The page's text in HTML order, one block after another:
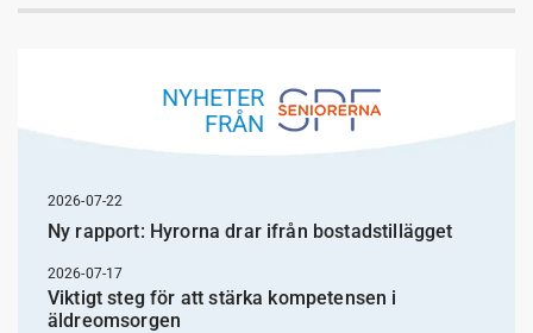
NYHETER
FRÅN
2026-07-22
Ny rapport: Hyrorna drar ifrån bostadstillägget
2026-07-17
Viktigt steg för att stärka kompetensen i
äldreomsorgen